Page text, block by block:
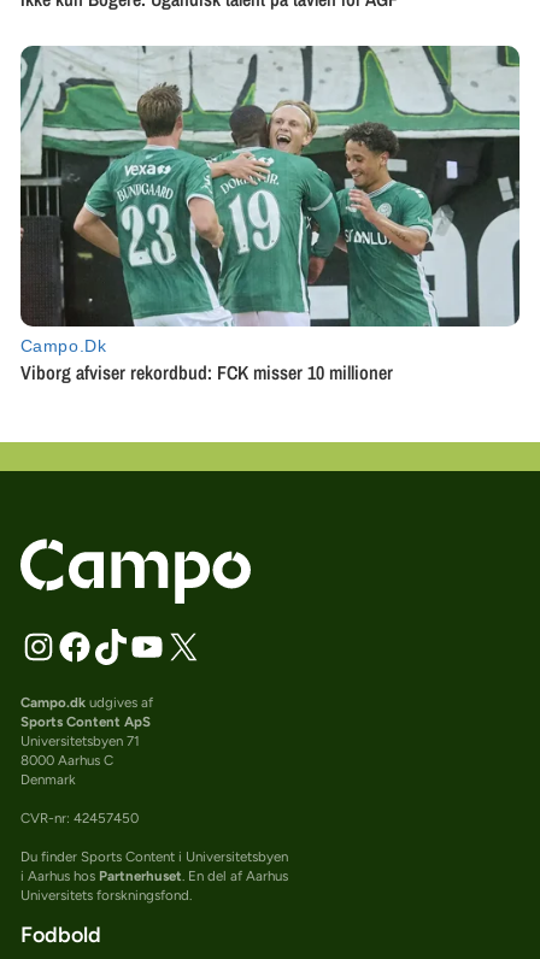
Campo.dkudgives af
Sports Content ApS
Universitetsbyen 71
8000 Aarhus C
Denmark
CVR-nr: 42457450
Du finder Sports Content i Universitetsbyen
i Aarhus hos Partnerhuset. En del af Aarhus
Universitets forskningsfond.
Fodbold